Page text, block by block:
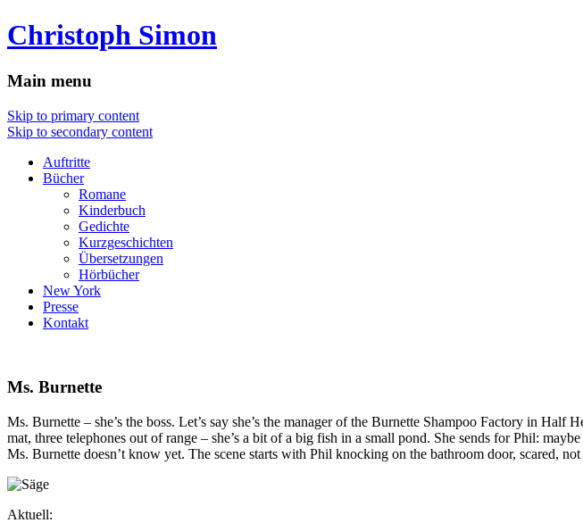
Christoph Simon
Main menu
Skip to primary content
Skip to secondary content
Auftritte
Bücher
Romane
Kinderbuch
Gedichte
Kurzgeschichten
Übersetzungen
Hörbücher
New York
Presse
Kontakt
Ms. Burnette
Ms. Burnette – she’s the boss. Let’s say she’s the manager of the Burnette Shampoo Factory in
mat, three telephones out of range – she’s a bit of a big fish in a small pond. She sends for Phil:
Ms. Burnette doesn’t know yet. The scene starts with Phil knocking on the bathroom door, scared,
Aktuell: